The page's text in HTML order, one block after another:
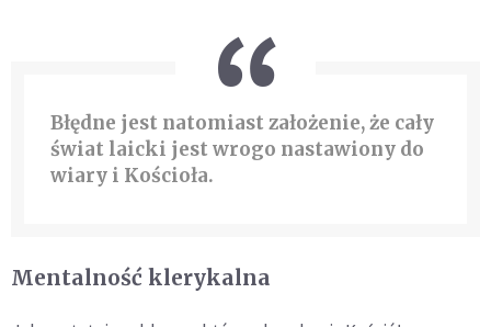
Błędne jest natomiast założenie, że cały
świat laicki jest wrogo nastawiony do
wiary i Kościoła.
Mentalność klerykalna